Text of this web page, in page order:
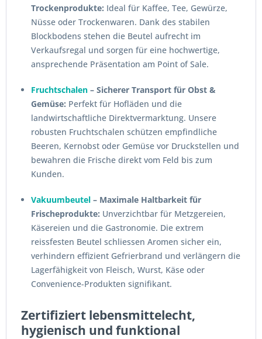
Trockenprodukte: Ideal für Kaffee, Tee, Gewürze,
Nüsse oder Trockenwaren. Dank des stabilen
Blockbodens stehen die Beutel aufrecht im
Verkaufsregal und sorgen für eine hochwertige,
ansprechende Präsentation am Point of Sale.
Fruchtschalen– Sicherer Transport für Obst &
Gemüse: Perfekt für Hofläden und die
landwirtschaftliche Direktvermarktung. Unsere
robusten Fruchtschalen schützen empfindliche
Beeren, Kernobst oder Gemüse vor Druckstellen und
bewahren die Frische direkt vom Feld bis zum
Kunden.
Vakuumbeutel– Maximale Haltbarkeit für
Frischeprodukte: Unverzichtbar für Metzgereien,
Käsereien und die Gastronomie. Die extrem
reissfesten Beutel schliessen Aromen sicher ein,
verhindern effizient Gefrierbrand und verlängern die
Lagerfähigkeit von Fleisch, Wurst, Käse oder
Convenience-Produkten signifikant.
Zertifiziert lebensmittelecht,
hygienisch und funktional